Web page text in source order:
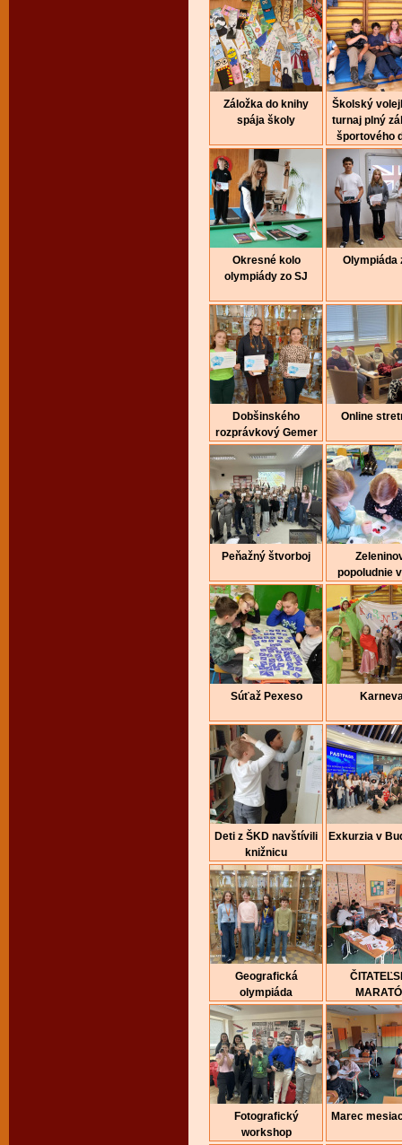
Záložka do knihy
spája školy
Školský
turnaj plný
športového
Okresné kolo
olympiády zo SJ
Olympiáda
Dobšinského
rozprávkový Gemer
Online
Peňažný štvorboj
popoludnie
Súťaž Pexeso
Deti z ŠKD navštívili
knižnicu
Exkurzia v
Geografická
olympiáda
Fotografický
workshop
Marec